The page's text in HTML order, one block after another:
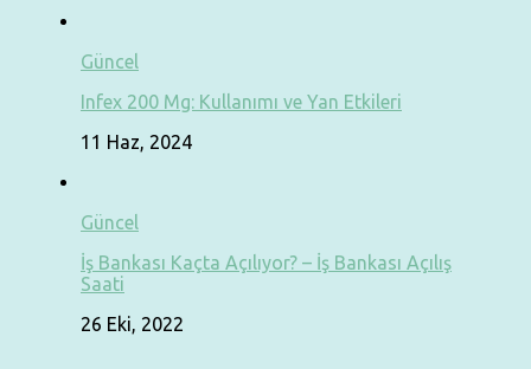
Güncel
Infex 200 Mg: Kullanımı ve Yan Etkileri
11 Haz, 2024
Güncel
İş Bankası Kaçta Açılıyor? – İş Bankası Açılış
Saati
26 Eki, 2022